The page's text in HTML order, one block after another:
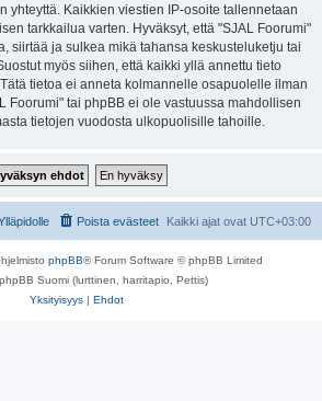
yhteyttä. Kaikkien viestien IP-osoite tallennetaan
tarkkailua varten. Hyväksyt, että "SJAL Foorumi"
siirtää ja sulkea mikä tahansa keskusteluketju tai
myös siihen, että kaikki yllä annettu tieto
tietoa ei anneta kolmannelle osapuolelle ilman
Foorumi" tai phpBB ei ole vastuussa mahdollisen
tietojen vuodosta ulkopuolisille tahoille.
Kaikki ajat ovat UTC+03:00
Poista evästeet
phpBB® Forum Software © phpBB Limited
Suomi (lurttinen, harritapio, Pettis)
Yksityisyys | Ehdot